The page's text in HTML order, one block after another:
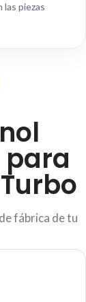
piezas
fábrica de tu